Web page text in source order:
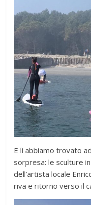
E lì abbiamo trovato
sorpresa: le sculture
dell’artista locale
riva e ritorno verso il